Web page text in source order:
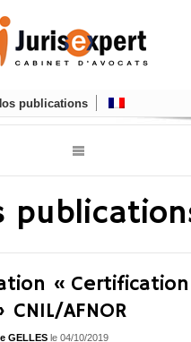
publications
« Certification
CNIL/AFNOR
GELLES le 04/10/2019